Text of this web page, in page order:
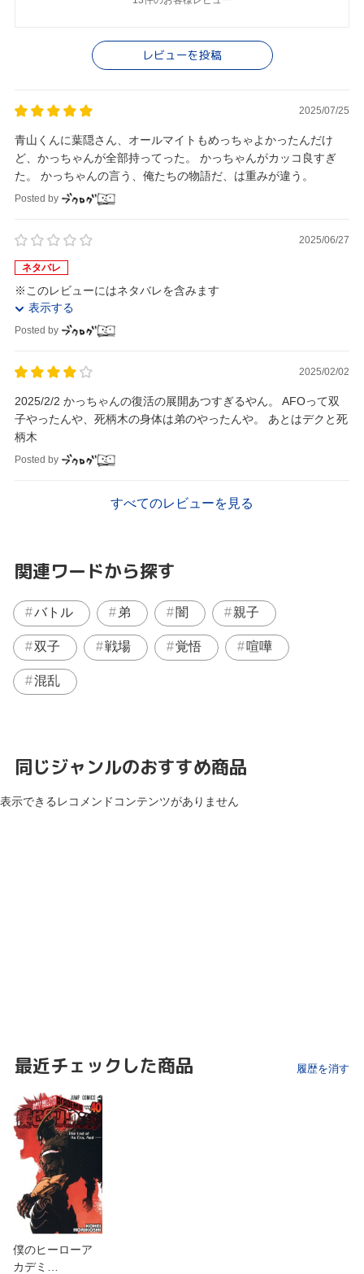
レビューを投稿
2025/07/25
青山くんに葉隠さん、オールマイトもめっちゃよかったんだけ
ど、かっちゃんが全部持ってった。 かっちゃんがカッコ良すぎ
た。 かっちゃんの言う、俺たちの物語だ、は重みが違う。
Posted by
2025/06/27
ネタバレ
※このレビューにはネタバレを含みます
表示する
Posted by
2025/02/02
2025/2/2 かっちゃんの復活の展開あつすぎるやん。 AFOって双
子やったんや、死柄木の身体は弟のやったんや。 あとはデクと死
柄木
Posted by
すべてのレビューを見る
関連ワードから探す
バトル 弟 闇 親子
双子 戦場 覚悟 喧嘩
混乱
同じジャンルのおすすめ商品
表示できるレコメンドコンテンツがありません
最近チェックした商品 履歴を消す
僕のヒーローア
カデミ…